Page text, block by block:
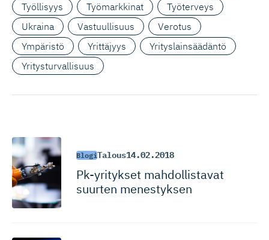
Työllisyys
Työmarkkinat
Työterveys
Ukraina
Vastuullisuus
Verotus
Ympäristö
Yrittäjyys
Yrityslainsäädäntö
Yritysturvallisuus
BlogiTalous14.02.2018
Pk-yritykset mahdollistavat
suurten menestyksen